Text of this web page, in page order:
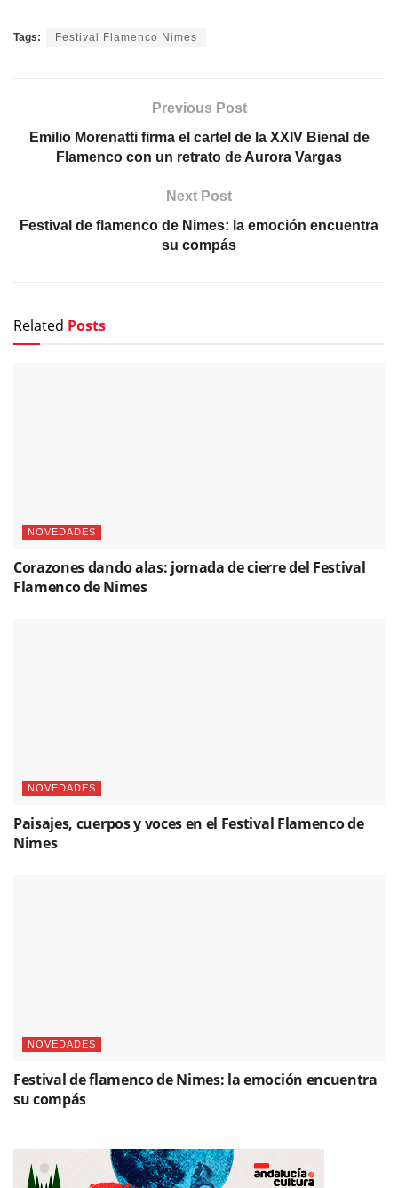
Tags: Festival Flamenco Nimes
Previous Post
Emilio Morenatti firma el cartel de la XXIV Bienal de
Flamenco con un retrato de Aurora Vargas
Next Post
Festival de flamenco de Nimes: la emoción encuentra
su compás
Related Posts
NOVEDADES
Corazones dando alas: jornada de cierre del Festival
Flamenco de Nimes
NOVEDADES
Paisajes, cuerpos y voces en el Festival Flamenco de
Nimes
NOVEDADES
Festival de flamenco de Nimes: la emoción encuentra
su compás